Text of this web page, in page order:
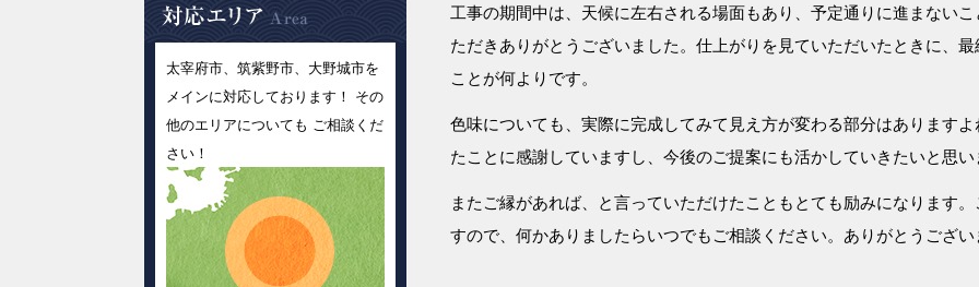
工事の期間中は、天候に左右される場面もあり、予定通りに進まない
ただきありがとうございました。仕上がりを見ていただいたときに、
ことが何よりです。
色味についても、実際に完成してみて見え方が変わる部分はあります
たことに感謝していますし、今後のご提案にも活かしていきたいと思
またご縁があれば、と言っていただけたこともとても励みになります
すので、何かありましたらいつでもご相談ください。ありがとうござ
太宰府市、筑紫野市、大野城市を
メインに対応しております！ その
他のエリアについても ご相談くだ
さい！